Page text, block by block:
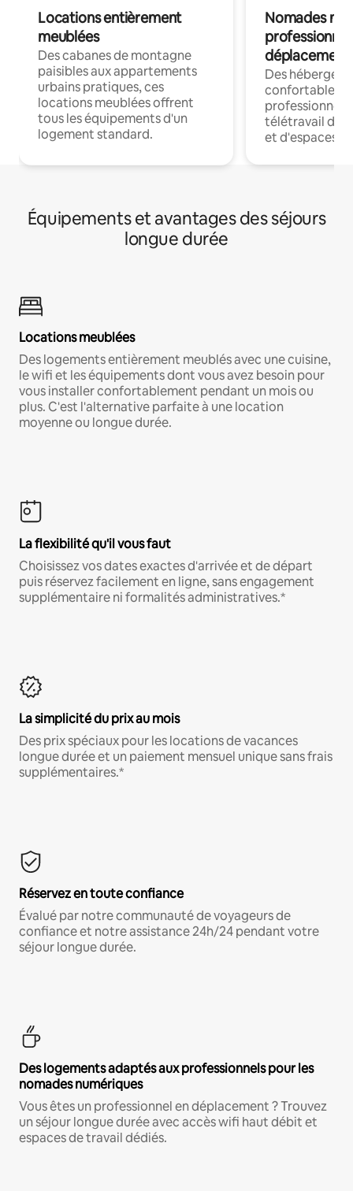
Locations entièrement
meublées
Des cabanes de montagne
paisibles aux appartements
urbains pratiques, ces
locations meublées offrent
tous les équipements d'un
logement standard.
Nomades
déplacement
Des
confortables
professionnels
télétravail
et d'espaces
Équipements et avantages des séjours
longue durée
Locations meublées
Des logements entièrement meublés avec une cuisine,
le wifi et les équipements dont vous avez besoin pour
vous installer confortablement pendant un mois ou
plus. C'est l'alternative parfaite à une location
moyenne ou longue durée.
La flexibilité qu'il vous faut
Choisissez vos dates exactes d'arrivée et de départ
puis réservez facilement en ligne, sans engagement
supplémentaire ni formalités administratives.*
La simplicité du prix au mois
Des prix spéciaux pour les locations de vacances
longue durée et un paiement mensuel unique sans frais
supplémentaires.*
Réservez en toute confiance
Évalué par notre communauté de voyageurs de
confiance et notre assistance 24h/24 pendant votre
séjour longue durée.
Des logements adaptés aux professionnels pour les
nomades numériques
Vous êtes un professionnel en déplacement ? Trouvez
un séjour longue durée avec accès wifi haut débit et
espaces de travail dédiés.